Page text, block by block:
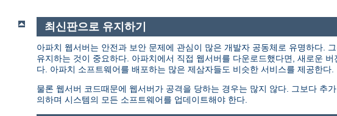
최신판으로 유지하기
아파치 웹서버는 안전과 보안 문제에 관심이 많은 개발자 공동체로 유명하다.
유지하는 것이 중요하다. 아파치에서 직접 웹서버를 다운로드했다면, 새로운
다. 아파치 소프트웨어를 배포하는 많은 제삼자들도 비슷한 서비스를 제공한다.
물론 웹서버 코드때문에 웹서버가 공격을 당하는 경우는 많지 않다. 그보다 추
의하며 시스템의 모든 소프트웨어를 업데이트해야 한다.